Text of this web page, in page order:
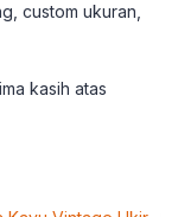
custom ukuran,
kasih atas